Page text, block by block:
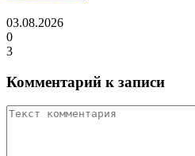
03.08.2026
0
3
Комментарий к записи